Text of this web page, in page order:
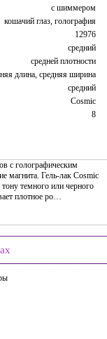
с шиммером
кошачий глаз, голография
12976
средний
средней плотности
длина, средняя ширина
средний
Cosmic
8
с голографическим
магнита. Гель-лак Сosmic
темного или черного
плотное ро…